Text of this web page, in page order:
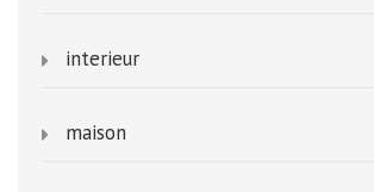
interieur
maison